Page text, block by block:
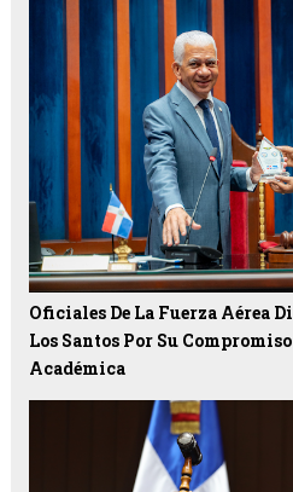
Oficiales De La Fuerza Aérea
Los Santos Por Su
Académica